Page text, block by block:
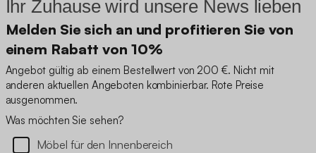
Ihr Zuhause wird unsere News lieben
Melden Sie sich an und profitieren Sie von
einem Rabatt von 10%
Angebot gültig ab einem Bestellwert von 200 €. Nicht mit
anderen aktuellen Angeboten kombinierbar. Rote Preise
ausgenommen.
Was möchten Sie sehen?
Möbel für den Innenbereich